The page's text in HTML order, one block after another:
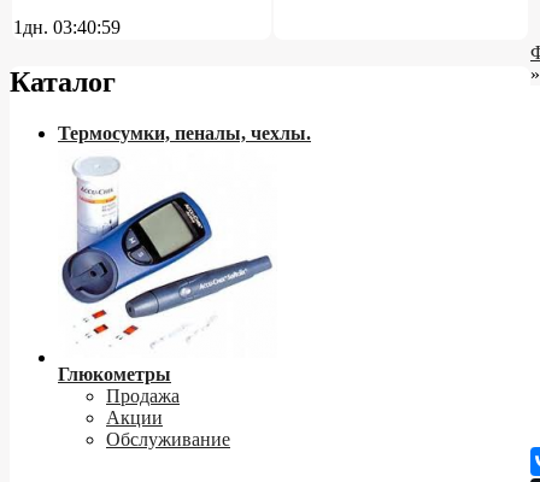
1дн. 03:40:58
Каталог
Термосумки, пеналы, чехлы.
Глюкометры
Продажа
Акции
Обслуживание
»